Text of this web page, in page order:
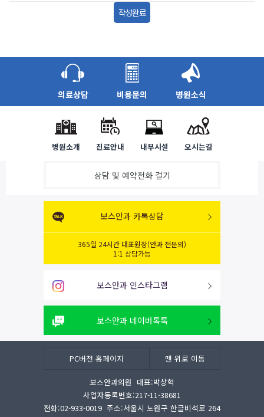
본원은 수집한 개인정보를 다음의 목적을 위해 활용합니다. 이용자가 제
공한 모든 정보는 하기 목적에 필요한 용도 이외로는 사용되지 않으며 이
3. 개인정보의 보유 및 이용기간
회원의 개인정보는 게시글 삭제시 지체 없이 파기됩니다.
또한, 회원이 삭제 요청을 하는 경우 즉시 삭제 조치합니다.
4. 동의를 거부할 권리가 있다는 사실과 동의 거부에 따른 불이익 내용
있으며, 동의 거부 시에는 게시물 등록이 불가합니다.
철회하실 수 있습니다. 게시물 수정 및 삭제를 하시거나, 개인정보보호
관리부서로 서면, 전화 또는 Fax 등으로 연락하시면 지체 없이 귀하의 개
의료상담 비용문의 병원소식
병원소개 진료안내 내부시설 오시는길
상담 및 예약전화 걸기
보스안과 카톡상담
365일 24시간 대표원장(안과 전문의)
1:1 상담가능
보스안과 인스타그램
보스안과 네이버톡톡
PC버전 홈페이지 맨 위로 이동
보스안과의원 대표:박상혁
사업자등록번호:217-11-38681
전화:02-933-0019 주소:서울시 노원구 한글비석로 264